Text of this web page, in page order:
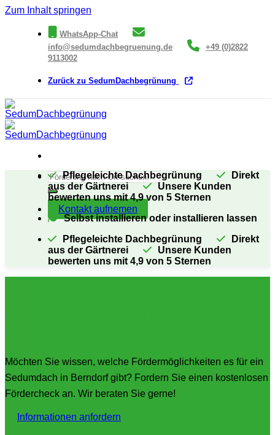
Zum Inhalt springen
WhatsApp-Chat
info@sedumdachbegruenung.de
+49 (0)2822
9113002
Zurück zu SedumDachbegrünung
Kontakt aufnemen
Pflegeleichte Dachbegrünung
Direkt
aus der Gärtnerei
Unsere Kunden
bewerten uns mit 4,9 von 5 Sternen
Selbst installieren oder installieren lassen
Pflegeleichte Dachbegrünung
Direkt
aus der Gärtnerei
Unsere Kunden
bewerten uns mit 4,9 von 5 Sternen
Möchten Sie wissen, welche Fördermöglichkeiten es für ein
Sedumdach in Berndorf gibt? Fordern Sie einen kostenlosen
Fördercheck an. Wir beraten Sie gerne!
Informationen anfordern